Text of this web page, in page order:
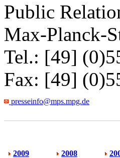
Public
Max-Planck-
Tel.: [49]
Fax: [49]
presseinfo@mps.mpg.de
2009 2008